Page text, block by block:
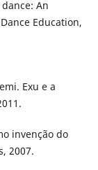
An
Education,
Exu e a
invenção do
2007.